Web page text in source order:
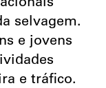
selvagem.
e jovens
e tráfico.